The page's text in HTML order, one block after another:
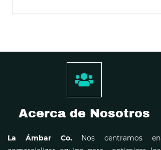
Acerca de Nosotros
La Ámbar Co. Nos centramos en